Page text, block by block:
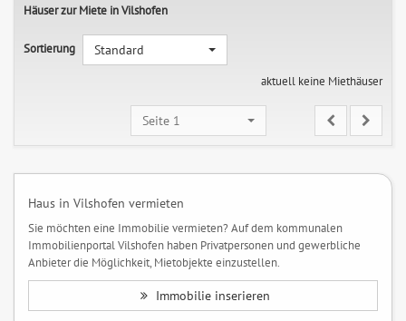
Häuser zur Miete in Vilshofen
Sortierung
Standard
aktuell keine Miethäuser
Seite 1
Haus in Vilshofen vermieten
Sie möchten eine Immobilie vermieten? Auf dem kommunalen
Immobilienportal Vilshofen haben Privatpersonen und gewerbliche
Anbieter die Möglichkeit, Mietobjekte einzustellen.
Immobilie inserieren